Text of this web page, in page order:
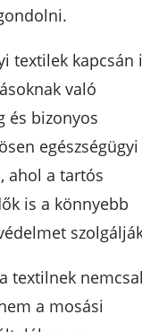
textilek kapcsán
való
és bizonyos
egészségügyi
ahol a tartós
is a könnyebb
textilnek
a mosási